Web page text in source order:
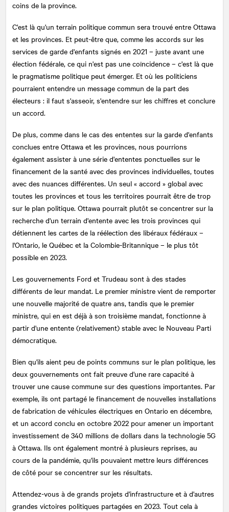
coins de la province.
C'est là qu'un terrain politique commun sera trouvé entre Ottawa
et les provinces. Et peut-être que, comme les accords sur les
services de garde d'enfants signés en 2021 – juste avant une
élection fédérale, ce qui n'est pas une coïncidence – c'est là que
le pragmatisme politique peut émerger. Et où les politiciens
pourraient entendre un message commun de la part des
électeurs : il faut s'asseoir, s'entendre sur les chiffres et conclure
un accord.
De plus, comme dans le cas des ententes sur la garde d'enfants
conclues entre Ottawa et les provinces, nous pourrions
également assister à une série d'ententes ponctuelles sur le
financement de la santé avec des provinces individuelles, toutes
avec des nuances différentes. Un seul « accord » global avec
toutes les provinces et tous les territoires pourrait être de trop
sur le plan politique. Ottawa pourrait plutôt se concentrer sur la
recherche d'un terrain d'entente avec les trois provinces qui
détiennent les cartes de la réélection des libéraux fédéraux –
l'Ontario, le Québec et la Colombie-Britannique – le plus tôt
possible en 2023.
Les gouvernements Ford et Trudeau sont à des stades
différents de leur mandat. Le premier ministre vient de remporter
une nouvelle majorité de quatre ans, tandis que le premier
ministre, qui en est déjà à son troisième mandat, fonctionne à
partir d'une entente (relativement) stable avec le Nouveau Parti
démocratique.
Bien qu'ils aient peu de points communs sur le plan politique, les
deux gouvernements ont fait preuve d'une rare capacité à
trouver une cause commune sur des questions importantes. Par
exemple, ils ont partagé le financement de nouvelles installations
de fabrication de véhicules électriques en Ontario en décembre,
et un accord conclu en octobre 2022 pour amener un important
investissement de 340 millions de dollars dans la technologie 5G
à Ottawa. Ils ont également montré à plusieurs reprises, au
cours de la pandémie, qu'ils pouvaient mettre leurs différences
de côté pour se concentrer sur les résultats.
Attendez-vous à de grands projets d'infrastructure et à d'autres
grandes victoires politiques partagées en 2023. Tout cela à